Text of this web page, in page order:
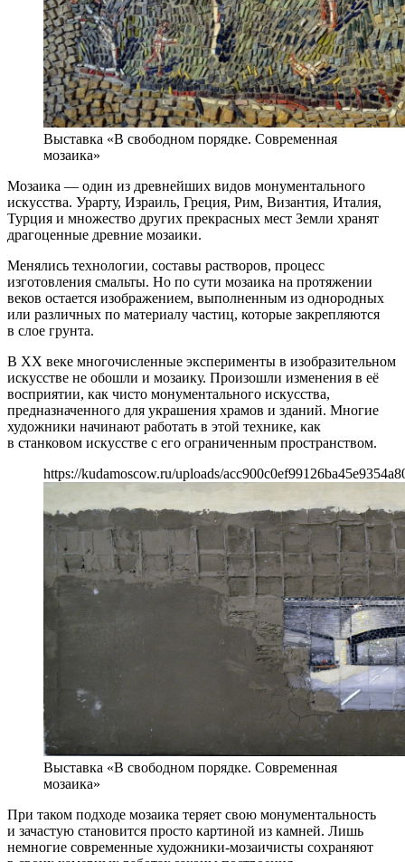
Выставка «В свободном порядке. Современная
мозаика»
Мозаика — один из древнейших видов монументального
искусства. Урарту, Израиль, Греция, Рим, Византия, Италия,
Турция и множество других прекрасных мест Земли хранят
драгоценные древние мозаики.
Менялись технологии, составы растворов, процесс
изготовления смальты. Но по сути мозаика на протяжении
веков остается изображением, выполненным из однородных
или различных по материалу частиц, которые закрепляются
в слое грунта.
В ХХ веке многочисленные эксперименты в изобразительном
искусстве не обошли и мозаику. Произошли изменения в её
восприятии, как чисто монументального искусства,
предназначенного для украшения храмов и зданий. Многие
художники начинают работать в этой технике, как
в станковом искусстве с его ограниченным пространством.
https://kudamoscow.ru/uploads/
Выставка «В свободном порядке. Современная
мозаика»
При таком подходе мозаика теряет свою монументальность
и зачастую становится просто картиной из камней. Лишь
немногие современные художники-мозаичисты сохраняют